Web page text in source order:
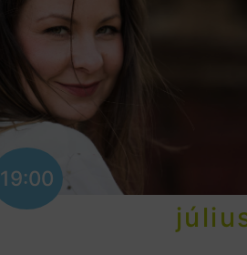
19:00